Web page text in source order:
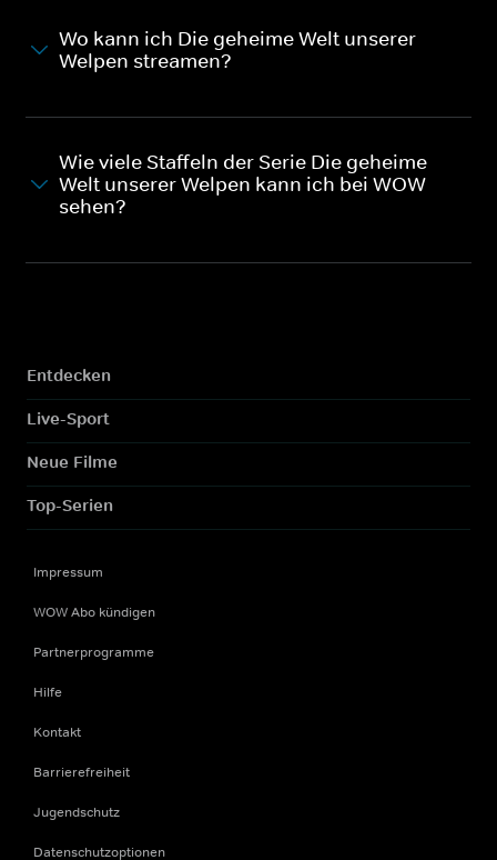
Wo kann ich Die geheime Welt unserer
Welpen streamen?
Wie viele Staffeln der Serie Die geheime
Welt unserer Welpen kann ich bei WOW
sehen?
Entdecken
Live-Sport
Neue Filme
Top-Serien
Impressum
WOW Abo kündigen
Partnerprogramme
Hilfe
Kontakt
Barrierefreiheit
Jugendschutz
Datenschutzoptionen